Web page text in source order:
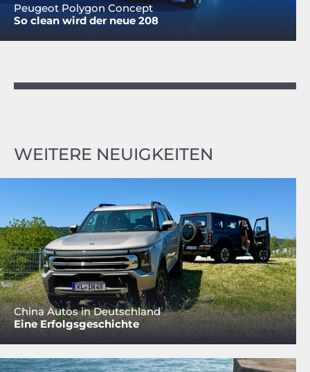
Peugeot Polygon Concept
So clean wird der neue 208
WEITERE NEUIGKEITEN
China Autos in Deutschland
Eine Erfolgsgeschichte